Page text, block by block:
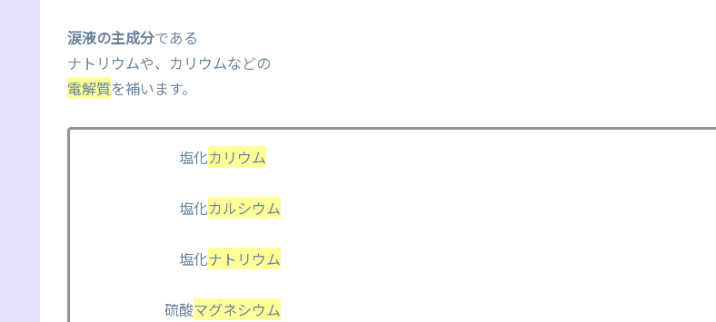
涙液の主成分である
ナトリウムや、カリウムなどの
電解質を補います。
塩化カリウム
塩化カルシウム
塩化ナトリウム
硫酸マグネシウム